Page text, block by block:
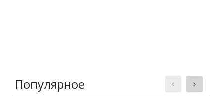
Популярное